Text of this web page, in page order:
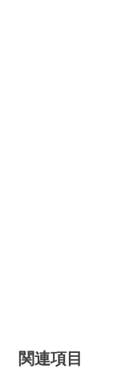
関連項目